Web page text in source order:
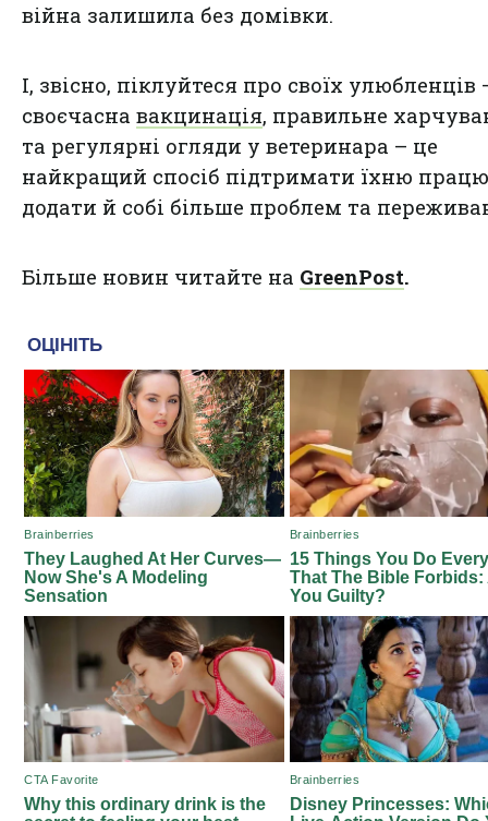
війна залишила без домівки.
І, звісно, піклуйтеся про своїх улюбленців
своєчасна вакцинація, правильне
та регулярні огляди у ветеринара – це
найкращий спосіб підтримати їхню
додати й собі більше проблем та
Більше новин читайте на GreenPost.